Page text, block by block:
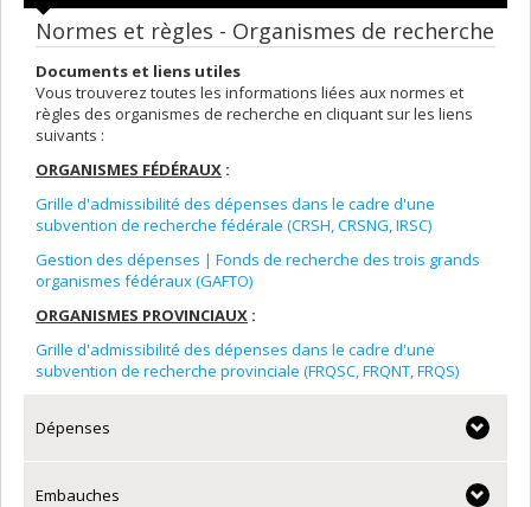
Normes et règles - Organismes de recherche
Documents et liens utiles
Vous trouverez toutes les informations liées aux normes et
règles des organismes de recherche en cliquant sur les liens
suivants :
ORGANISMES FÉDÉRAUX :
Grille d'admissibilité des dépenses dans le cadre d'une
subvention de recherche fédérale (CRSH, CRSNG, IRSC)
Gestion des dépenses | Fonds de recherche des trois grands
organismes fédéraux (GAFTO)
ORGANISMES PROVINCIAUX :
Grille d'admissibilité des dépenses dans le cadre d'une
subvention de recherche provinciale (FRQSC, FRQNT, FRQS)
Dépenses
Embauches